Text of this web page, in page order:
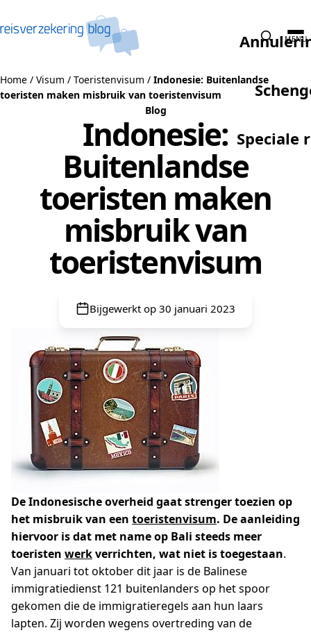
Speciale
MENU
Home / Visum / Toeristenvisum / Indonesie: Buitenlandse
toeristen maken misbruik van toeristenvisum
Blog
Indonesie:
Buitenlandse
toeristen maken
misbruik van
toeristenvisum
Bijgewerkt op 30 januari 2023
De Indonesische overheid gaat strenger toezien op
het misbruik van een toeristenvisum. De aanleiding
hiervoor is dat met name op Bali steeds meer
toeristen werkverrichten, wat niet is toegestaan.
Van januari tot oktober dit jaar is de Balinese
immigratiedienst 121 buitenlanders op het spoor
gekomen die de immigratieregels aan hun laars
lapten. Zij worden wegens overtreding van de